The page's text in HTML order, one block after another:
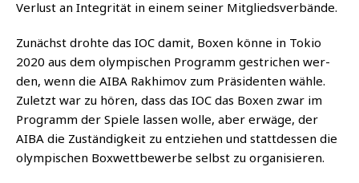
Ver­lust an Inte­gri­tät in einem sei­ner Mitgliedsverbände.
Zunächst droh­te das IOC damit, Boxen kön­ne in Tokio
2020 aus dem olym­pi­schen Pro­gramm gestri­chen wer­
den, wenn die AIBA Rak­hi­mov zum Prä­si­den­ten wäh­le.
Zuletzt war zu hören, dass das IOC das Boxen zwar im
Pro­gramm der Spie­le las­sen wol­le, aber erwä­ge, der
AIBA die Zustän­dig­keit zu ent­zie­hen und statt­des­sen die
olym­pi­schen Box­wett­be­wer­be selbst zu organisieren.